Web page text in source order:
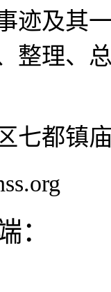
迹及其
整理、
七都镇
：